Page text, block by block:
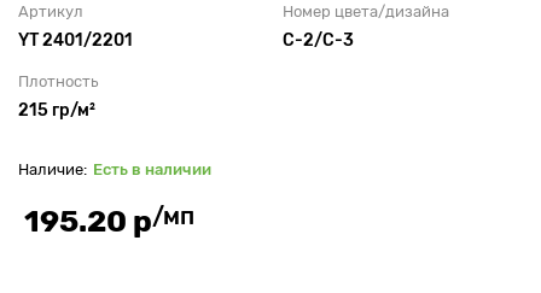
Артикул
YT 2401/2201
Номер цвета/дизайна
C-2/C-3
Плотность
215 гр/м²
Есть в наличии
195.20 р/мп